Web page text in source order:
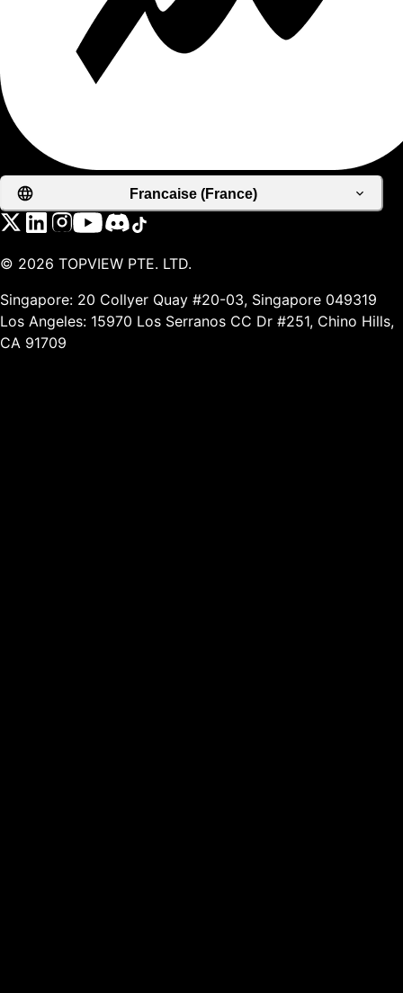
Francaise (France)
© 2026 TOPVIEW PTE. LTD.
Singapore: 20 Collyer Quay #20-03, Singapore 049319
Los Angeles: 15970 Los Serranos CC Dr #251, Chino Hills,
CA 91709